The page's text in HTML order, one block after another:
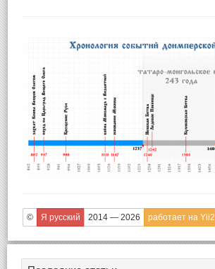
© Я русский 2014 — 2026 работает на Yii2